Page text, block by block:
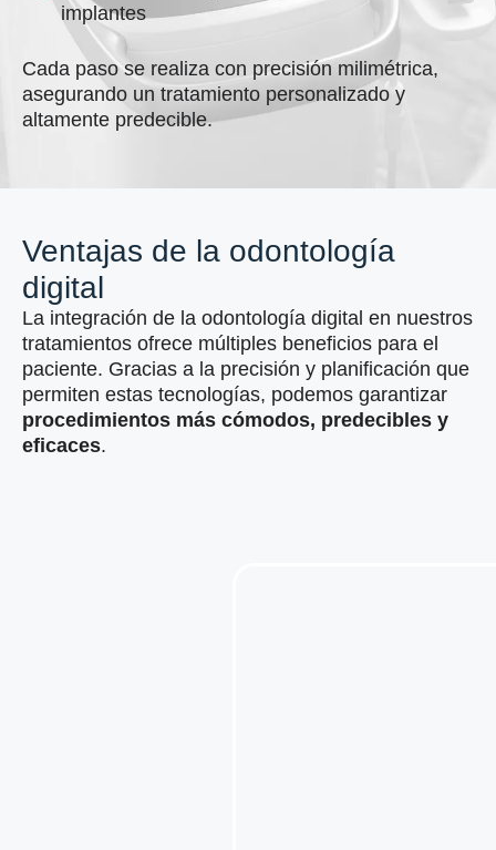
implantes
Cada paso se realiza con precisión milimétrica,
asegurando un tratamiento personalizado y
altamente predecible.
Ventajas de la odontología
digital
La integración de la odontología digital en nuestros
tratamientos ofrece múltiples beneficios para el
paciente. Gracias a la precisión y planificación que
permiten estas tecnologías, podemos garantizar
procedimientos más cómodos, predecibles y
eficaces.